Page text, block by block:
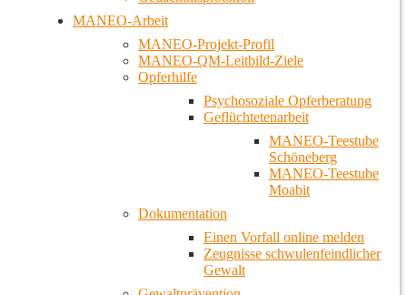
MANEO-Arbeit
MANEO-Projekt-Profil
MANEO-QM-Leitbild-Ziele
Opferhilfe
Psychosoziale Opferberatung
Geflüchtetenarbeit
MANEO-Teestube
Schöneberg
MANEO-Teestube
Moabit
Dokumentation
Einen Vorfall online melden
Zeugnisse schwulenfeindlicher
Gewalt